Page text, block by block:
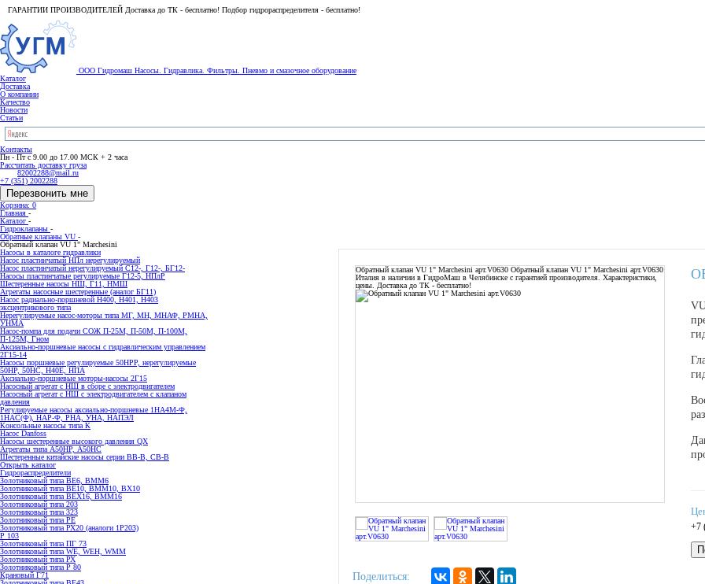
ГАРАНТИИ ПРОИЗВОДИТЕЛЕЙ Доставка до ТК - бесплатно! Подбор гидрораспределителя - бесплатно!
ООО Гидромаш Насосы. Гидравлика. Фильтры. Пневмо и смазочное оборудование
Каталог
Доставка
О компании
Качество
Новости
Статьи
Контакты
Пн - Пт с 9.00 до 17.00 МСК + 2 часа
Рассчитать доставку груза
82002288@mail.ru
+7 (351) 2002288
Перезвонить мне
Корзина: 0
Главная -
Каталог -
Гидроклапаны -
Обратные клапаны VU -
Обратный клапан VU 1" Marchesini
Насосы в каталоге гидравлики
Насос пластинчатый НПл нерегулируемый
Насос пластинчатый нерегулируемый С12-, Г12-, БГ12-
Насосы пластинчатые регулируемые Г12-5, НПлР
Шестеренные насосы НШ, Г11, НМШ
Агрегаты насосные шестеренные (аналог БГ11)
Насос радиально-поршневой Н400, Н401, Н403
эксцентрикового типа
Нерегулируемые насос-моторы типа МГ, МН, МНАФ, РМНА,
УНМА
Насос-помпа для подачи СОЖ П-25М, П-50М, П-100М,
П-125М, Гном
Аксиально-поршневые насосы с гидравлическим управлением
2Г15-14
Насосы поршневые регулируемые 50НРР, нерегулируемые
50НР, 50НС, Н40Е, НПА
Аксиально-поршневые моторы-насосы 2Г15
Насосный агрегат с НШ в сборе с электродвигателем
Насосный агрегат с НШ с электродвигателем с клапаном
давления
Регулируемые насосы аксиально-поршневые 1НА4М-Ф,
1НАС(Ф), НАР-Ф, РНА, УНА, НАПЭЛ
Консольные насосы типа К
Насос Danfoss
Насосы шестеренные высокого давления QX
Агрегаты типа А50НР, А50НС
Шестеренные китайские насосы серии ВВ-В, СВ-В
Открыть каталог
Гидрораспределители
Золотниковый типа ВЕ6, ВММ6
Золотниковый типа BE10, ВММ10, ВХ10
Золотниковый типа ВЕХ16, ВММ16
Золотниковый типа 203
Золотниковый типа 323
Золотниковый типа РЕ
Золотниковый типа РХ20 (аналоги 1Р203)
Р 103
Золотниковый типа ПГ 73
Золотниковый типа WE, WEH, WMM
Золотниковый типа РХ
Золотниковый типа Р 80
Крановый Г71
Обратный клапан VU 1" Marchesini арт.V0630 Обратный клапан VU 1" Marchesini арт.V0630
Италия в наличии в ГидроМаш в Челябинске с гарантией производителя. Характеристики,
цены. Доставка до ТК - бесплатно!
Поделиться:
+7